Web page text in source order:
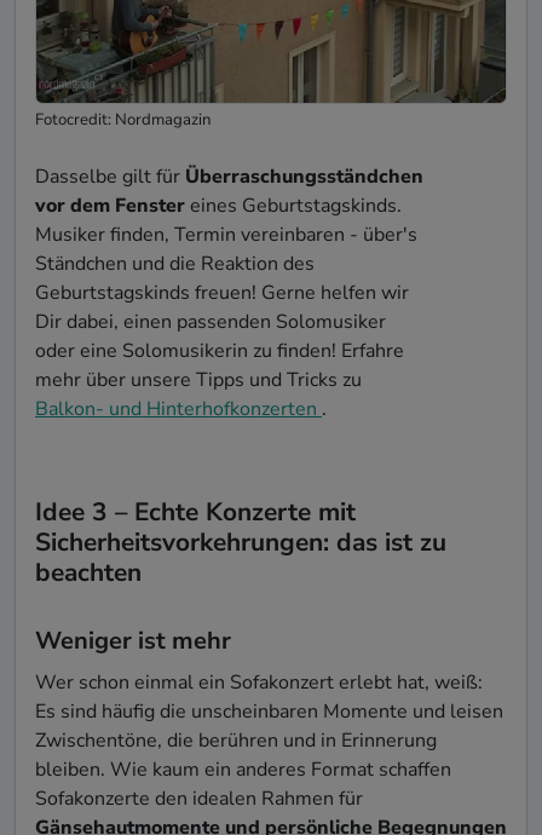
Fotocredit: Nordmagazin
Dasselbe gilt für Überraschungsständchen
vor dem Fenstereines Geburtstagskinds.
Musiker finden, Termin vereinbaren - über's
Ständchen und die Reaktion des
Geburtstagskinds freuen! Gerne helfen wir
Dir dabei, einen passenden Solomusiker
oder eine Solomusikerin zu finden! Erfahre
mehr über unsere Tipps und Tricks zu
Balkon- und Hinterhofkonzerten .
Idee 3 – Echte Konzerte mit
Sicherheitsvorkehrungen: das ist zu
beachten
Weniger ist mehr
Wer schon einmal ein Sofakonzert erlebt hat, weiß:
Es sind häufig die unscheinbaren Momente und leisen
Zwischentöne, die berühren und in Erinnerung
bleiben. Wie kaum ein anderes Format schaffen
Sofakonzerte den idealen Rahmen für
Gänsehautmomente und persönliche Begegnungen